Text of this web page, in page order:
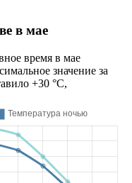
в мае
время в мае
значение за
+30 °C,